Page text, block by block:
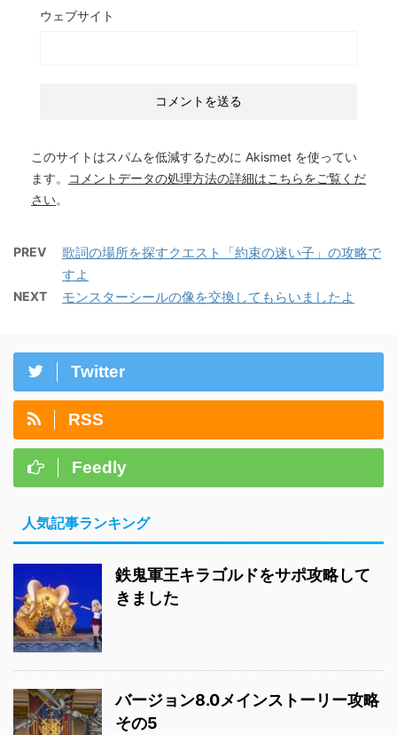
ウェブサイト
このサイトはスパムを低減するために Akismet を使ってい
ます。
コメントデータの処理方法の詳細はこちらをご覧くだ
さい。
PREV
歌詞の場所を探すクエスト「約束の迷い子」の攻略で
すよ
NEXT モンスターシールの像を交換してもらいましたよ
Twitter
RSS
Feedly
人気記事ランキング
鉄鬼軍王キラゴルドをサポ攻略して
きました
バージョン8.0メインストーリー攻略
その5